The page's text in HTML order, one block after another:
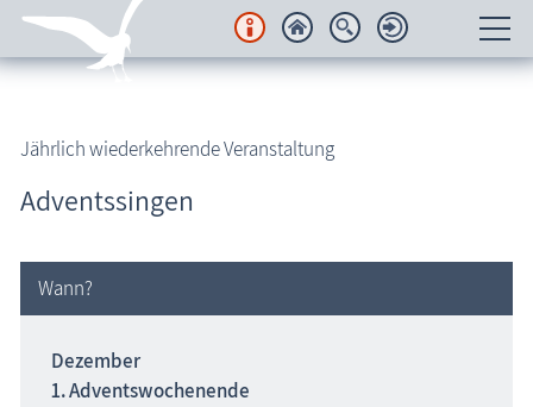
Regionales
Urlaubsorte
Karten
Wissenswertes
Jährlich wiederkehrende Veranstaltung
Adventssingen
Wann?
Dezember
1. Advents­wochenende